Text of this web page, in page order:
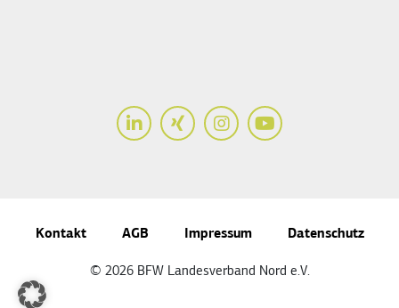
LinkedInXing InstagramYoutube
© 2026 BFW Landesverband Nord e.V.
Kontakt AGB Impressum Datenschutz